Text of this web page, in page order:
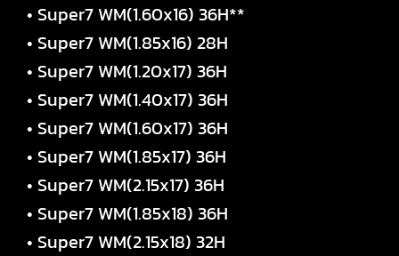
• Super7 WM(1.60x16) 36H**
• Super7 WM(1.85x16) 28H
• Super7 WM(1.20x17) 36H
• Super7 WM(1.40x17) 36H
• Super7 WM(1.60x17) 36H
• Super7 WM(1.85x17) 36H
• Super7 WM(2.15x17) 36H
• Super7 WM(1.85x18) 36H
• Super7 WM(2.15x18) 32H